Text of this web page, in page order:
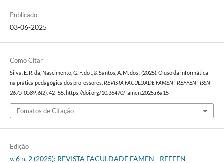
Publicado
03-06-2025
Como Citar
Silva, E. R. da, Nascimento, G. F. do ., & Santos, A. M. dos . (2025). O uso da informática
na prática pedagógica dos professores. REVISTA FACULDADE FAMEN | REFFEN | ISSN
2675-0589, 6(2), 42–55. https://doi.org/10.36470/famen.2025.r6a15
Fomatos de Citação
Edição
v. 6 n. 2 (2025): REVISTA FACULDADE FAMEN - REFFEN